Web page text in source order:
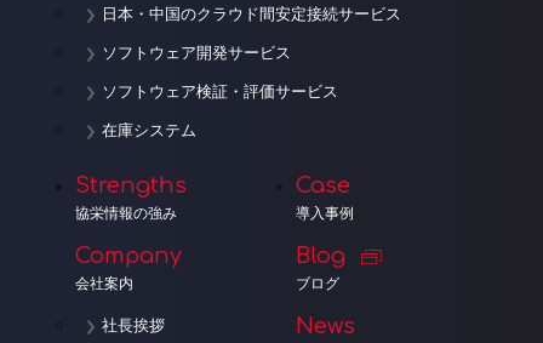
日本・中国のクラウド間安定接続サービス
ソフトウェア開発サービス
ソフトウェア検証・評価サービス
在庫システム
Strengths
協栄情報の強み
Company
会社案内
社長挨拶
Case
導入事例
Blog
ブログ
News